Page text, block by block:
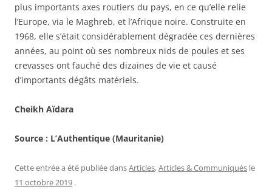
plus importants axes routiers du pays, en ce qu’elle relie
l’Europe, via le Maghreb, et l’Afrique noire. Construite en
1968, elle s’était considérablement dégradée ces dernières
années, au point où ses nombreux nids de poules et ses
crevasses ont fauché des dizaines de vie et causé
d’importants dégâts matériels.
Cheikh Aïdara
Source : L’Authentique (Mauritanie)
Cette entrée a été publiée dansArticles,Articles & Communiqués le
11 octobre 2019 .